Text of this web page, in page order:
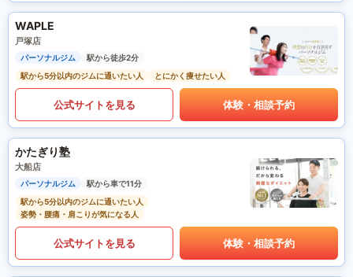
WAPLE
戸塚店
パーソナルジム
駅から徒歩2分
駅から5分以内のジムに通いたい人
とにかく痩せたい人
公式サイトを見る 体験・相談予約
かたぎり塾
大船店
パーソナルジム
駅から車で11分
駅から5分以内のジムに通いたい人
姿勢・腰痛・肩こりが気になる人
公式サイトを見る 体験・相談予約